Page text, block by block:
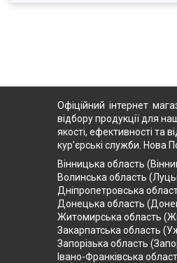
Офіційний інтернет
відбору продукції для
якості, ефективності та
кур'єрські служби. Нова
Вінницька область
Волинська область
Дніпропетровська
Донецька область
Житомирська область
Закарпатська область
Запорізька область
Івано-Франківська